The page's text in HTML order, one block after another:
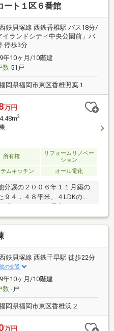
ート１区６番館
鉄貝塚線 西鉄香椎駅 バス18分/
イランドシティ中央公園前」バ
停歩3分
年10ヶ月/10階建
数51戸
岡県福岡市東区香椎照葉１
万円
2
所有権
リフォームリノベー
ション
ムキッチン オール電化
分譲の２００６年１１月築の
４．４８平米、４LDKのお
スルーム・全洋室クロゼット
飼育細則有）・新規リノベー
日：２０２６年８月２６
であり、変更となる場合が
換・トイレ交換・ユニットバ
鉄貝塚線 西鉄千早駅 徒歩22分
の交通
年10ヶ月/10階建
数-戸
岡県福岡市東区香椎浜２
万円